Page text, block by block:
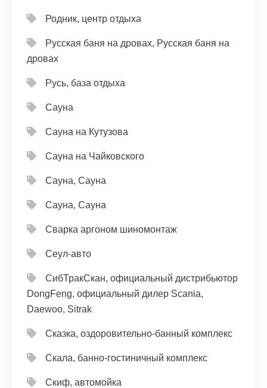
Родник, центр отдыха
Русская баня на дровах, Русская баня на
дровах
Русь, база отдыха
Сауна
Сауна на Кутузова
Сауна на Чайковского
Сауна, Сауна
Сауна, Сауна
Сварка аргоном шиномонтаж
Сеул-авто
СибТракСкан, официальный дистрибьютор
DongFeng, официальный дилер Scania,
Daewoo, Sitrak
Сказка, оздоровительно-банный комплекс
Скала, банно-гостиничный комплекс
Скиф, автомойка